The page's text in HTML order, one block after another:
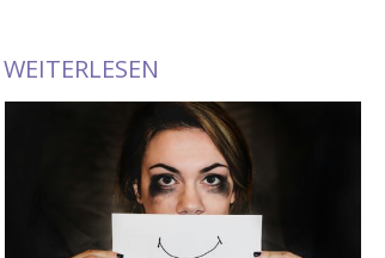
WEITERLESEN